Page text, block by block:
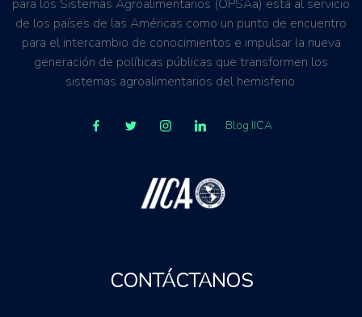
para los Sistemas Agroalimentarios (OPSAa) está al servicio
de los países de las Américas como un punto de encuentro
para el intercambio de conocimientos e impulsar la nueva
generación de políticas públicas que transformen los
sistemas agroalimentarios del hemisferio.
Blog IICA
CONTÁCTANOS